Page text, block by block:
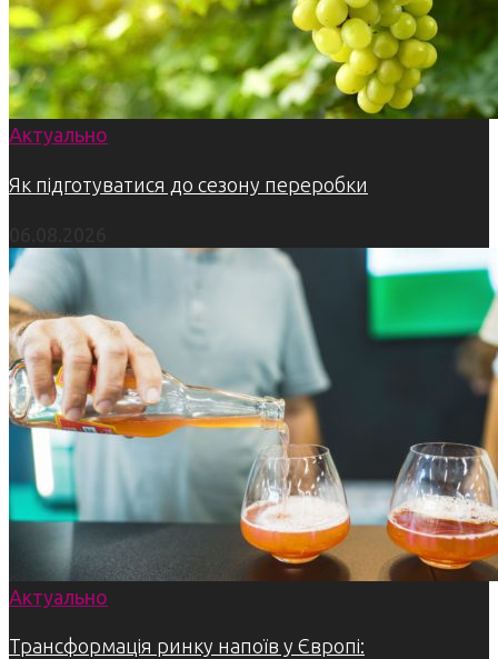
Актуально
Як підготуватися до сезону переробки
Актуально
Трансформація ринку напоїв у Європі: